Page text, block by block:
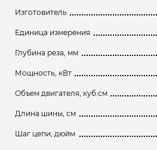
Изготовитель
Единица измерения
Глубина реза, мм
Мощность, кВт
Объем двигателя, куб.см
Длина шины, см
Шаг цепи, дюйм